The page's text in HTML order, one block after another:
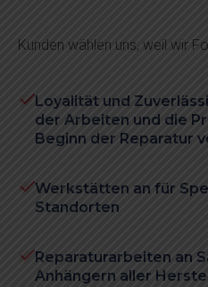
Kunden wählen uns, weil wir
Loyalität und
der Arbeiten und die
Beginn der Reparatur
Werkstätten an für
Standorten
Reparaturarbeiten an
Anhängern aller